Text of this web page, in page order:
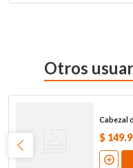
Otros
Cabezal
$ 149.